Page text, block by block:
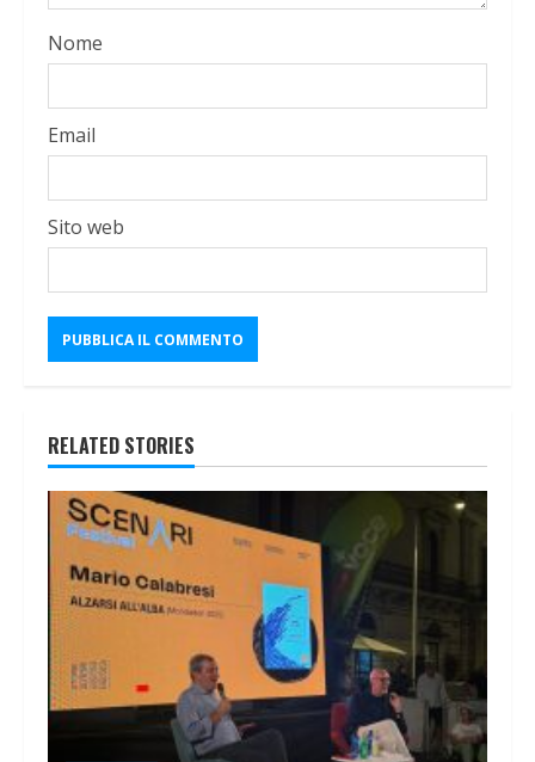
Nome
Email
Sito web
RELATED STORIES